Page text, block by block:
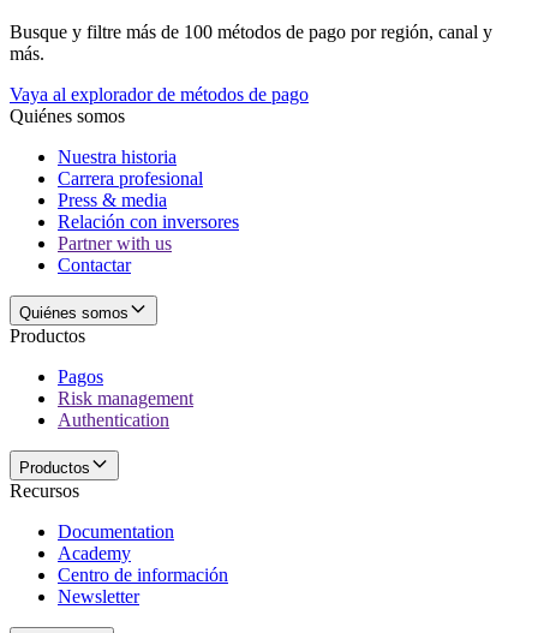
Busque y filtre más de 100 métodos de pago por región, canal y
más.
Vaya al explorador de métodos de pago
Quiénes somos
Nuestra historia
Carrera profesional
Press & media
Relación con inversores
Partner with us
Contactar
Quiénes somos
Productos
Pagos
Risk management
Authentication
Productos
Recursos
Documentation
Academy
Centro de información
Newsletter